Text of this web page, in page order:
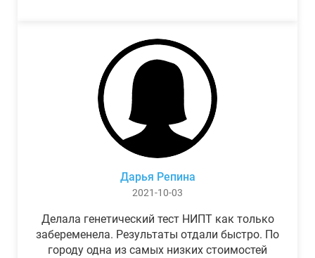
Дарья Репина
2021-10-03
Делала генетический тест НИПТ как только
забеременела. Результаты отдали быстро. По
городу одна из самых низких стоимостей